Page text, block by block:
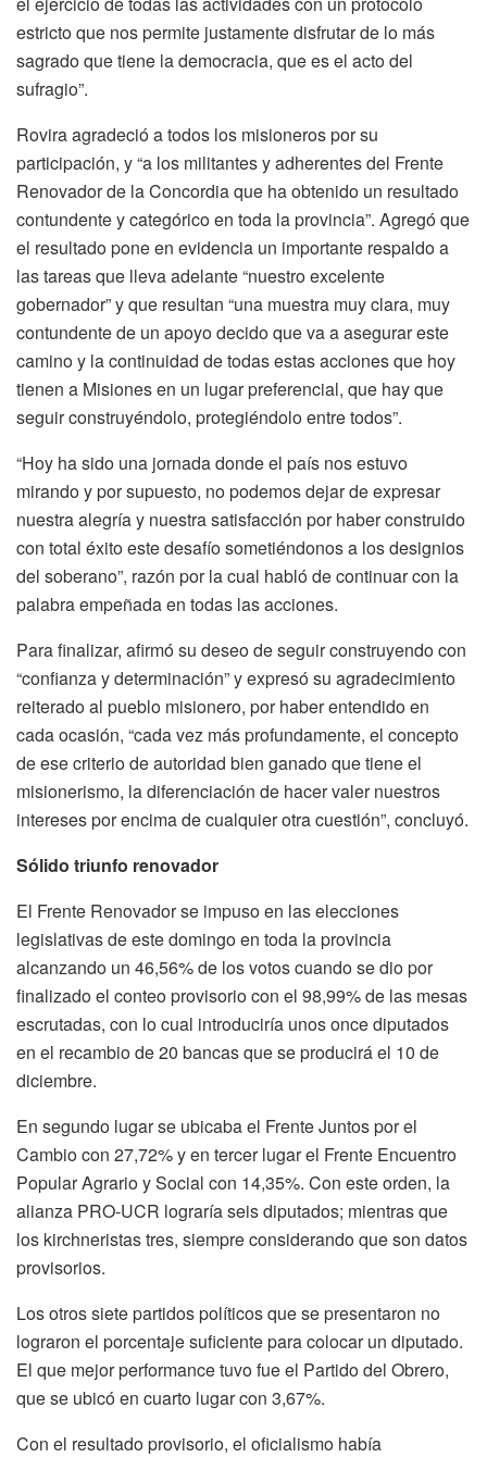
estricto que nos permite justamente disfrutar de lo más
sagrado que tiene la democracia, que es el acto del
sufragio”.
Rovira agradeció a todos los misioneros por su
participación, y “a los militantes y adherentes del Frente
Renovador de la Concordia que ha obtenido un resultado
contundente y categórico en toda la provincia”. Agregó que
el resultado pone en evidencia un importante respaldo a
las tareas que lleva adelante “nuestro excelente
gobernador” y que resultan “una muestra muy clara, muy
contundente de un apoyo decido que va a asegurar este
camino y la continuidad de todas estas acciones que hoy
tienen a Misiones en un lugar preferencial, que hay que
seguir construyéndolo, protegiéndolo entre todos”.
“Hoy ha sido una jornada donde el país nos estuvo
mirando y por supuesto, no podemos dejar de expresar
nuestra alegría y nuestra satisfacción por haber construido
con total éxito este desafío sometiéndonos a los designios
del soberano”, razón por la cual habló de continuar con la
palabra empeñada en todas las acciones.
Para finalizar, afirmó su deseo de seguir construyendo con
“confianza y determinación” y expresó su agradecimiento
reiterado al pueblo misionero, por haber entendido en
cada ocasión, “cada vez más profundamente, el concepto
de ese criterio de autoridad bien ganado que tiene el
misionerismo, la diferenciación de hacer valer nuestros
intereses por encima de cualquier otra cuestión”, concluyó.
Sólido triunfo renovador
El Frente Renovador se impuso en las elecciones
legislativas de este domingo en toda la provincia
alcanzando un 46,56% de los votos cuando se dio por
finalizado el conteo provisorio con el 98,99% de las mesas
escrutadas, con lo cual introduciría unos once diputados
en el recambio de 20 bancas que se producirá el 10 de
diciembre.
En segundo lugar se ubicaba el Frente Juntos por el
Cambio con 27,72% y en tercer lugar el Frente Encuentro
Popular Agrario y Social con 14,35%. Con este orden, la
alianza PRO-UCR lograría seis diputados; mientras que
los kirchneristas tres, siempre considerando que son datos
provisorios.
Los otros siete partidos políticos que se presentaron no
lograron el porcentaje suficiente para colocar un diputado.
El que mejor performance tuvo fue el Partido del Obrero,
que se ubicó en cuarto lugar con 3,67%.
Con el resultado provisorio, el oficialismo había